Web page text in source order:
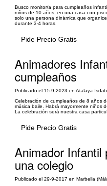
Busco monitor/a para cumpleaños
niños de 10 años, en una casa con
solo una persona dinámica que
durante 3-4 horas.
Pide Precio Gratis
Animadores
cumpleaños
Publicado el 15-9-2023 en Atalaya
Celebración de cumpleaños de 8 años
música baile. Habrá mayormente niños
La celebración será nuestra casa
Pide Precio Gratis
Animador Infantil
una colegio
Publicado el 29-9-2017 en Marbella